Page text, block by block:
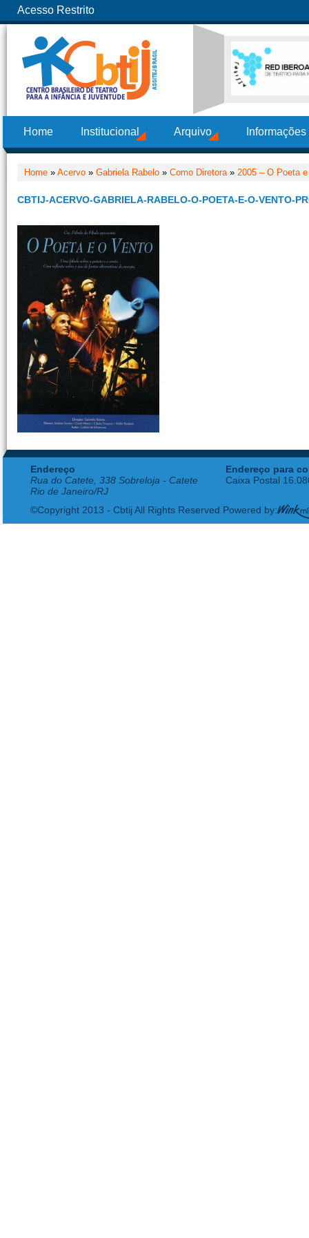
Acesso Restrito
Home Institucional Arquivo
Home » Acervo » Gabriela Rabelo » Como Diretora» 2005 – O Poeta
CBTIJ-ACERVO-GABRIELA-RABELO-O-POETA-E-O-VENTO-
Endereço
Rua do Catete, 338 Sobreloja - Catete
Rio de Janeiro/RJ
Endereço para
Caixa Postal
©Copyright 2013 - Cbtij All Rights Reserved Powered by: